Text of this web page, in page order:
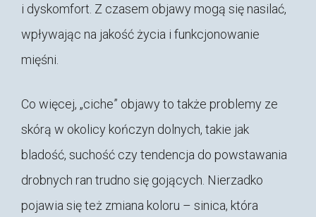
i dyskomfort. Z czasem objawy mogą się nasilać,
wpływając na jakość życia i funkcjonowanie
mięśni.
Co więcej, „ciche” objawy to także problemy ze
skórą w okolicy kończyn dolnych, takie jak
bladość, suchość czy tendencja do powstawania
drobnych ran trudno się gojących. Nierzadko
pojawia się też zmiana koloru – sinica, która